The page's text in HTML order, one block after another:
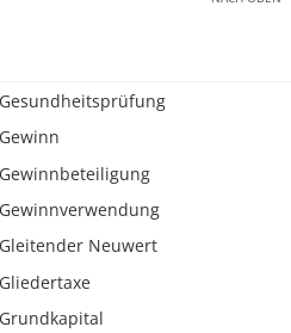
Gesundheitsprüfung
Gewinn
Gewinnbeteiligung
Gewinnverwendung
Gleitender Neuwert
Gliedertaxe
Grundkapital